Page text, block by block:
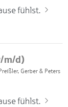
fühlst.
m/d)
Gerber & Peters
fühlst.